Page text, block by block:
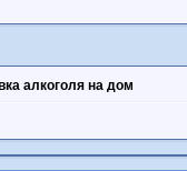
алкоголя на дом